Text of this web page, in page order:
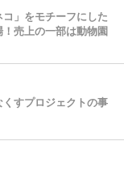
」をモチーフにした
売上の一部は動物園
すプロジェクトの事